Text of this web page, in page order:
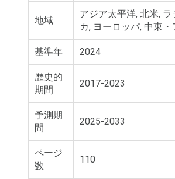
地域
アジア太平洋, 北米, ラ
カ, ヨーロッパ, 中東・
基準年 2024
歴史的
期間
2017-2023
予測期
間
2025-2033
ページ
数
110